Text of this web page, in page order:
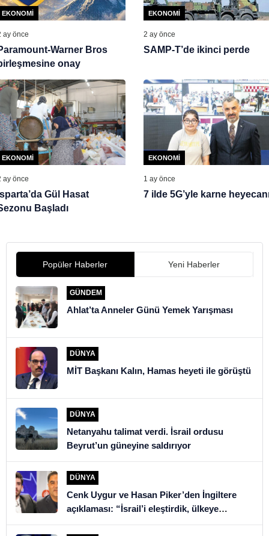
EKONOMI
ay önce
Warner Bros
onay
EKONOMI
2 ay önce
SAMP-T’de ikinci perde
EKONOMI
ay önce
Gül Hasat
Başladı
EKONOMI
1 ay önce
7 ilde 5G’yle karne
Popüler Haberler Yeni Haberler
GÜNDEM
Ahlat’ta Anneler Günü Yemek Yarışması
DÜNYA
MİT Başkanı Kalın, Hamas heyeti ile görüştü
DÜNYA
Netanyahu talimat verdi. İsrail ordusu
Beyrut’un güneyine saldırıyor
DÜNYA
Cenk Uygur ve Hasan Piker’den İngiltere
açıklaması: “İsrail’i eleştirdik, ülkeye
alınmadık”